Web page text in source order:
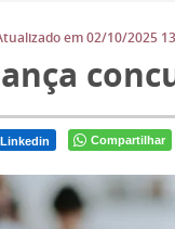
em02/10/2025
lança
Linkedin Compartilhar